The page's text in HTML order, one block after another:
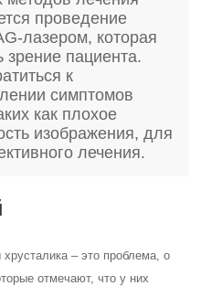
проведение
лазером, которая
зрение пациента.
к
симптомов
как плохое
изображения, для
лечения.
– это проблема, о
отмечают, что у них